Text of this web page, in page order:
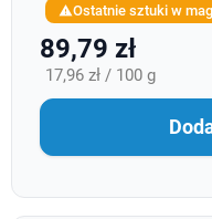
Ostatnie sztuki w
89,79 zł
17,96 zł / 100 g